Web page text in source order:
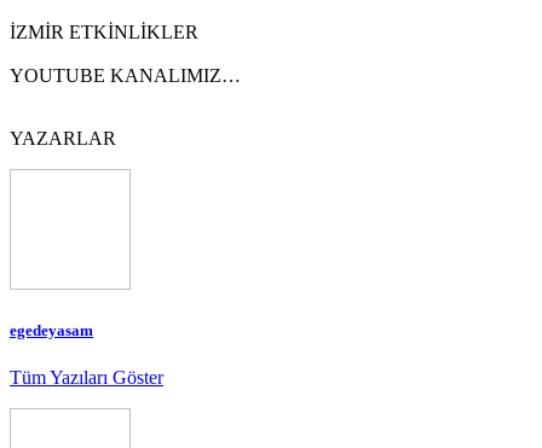
İZMİR ETKİNLİKLER
YOUTUBE KANALIMIZ…
YAZARLAR
egedeyasam
Tüm Yazıları Göster